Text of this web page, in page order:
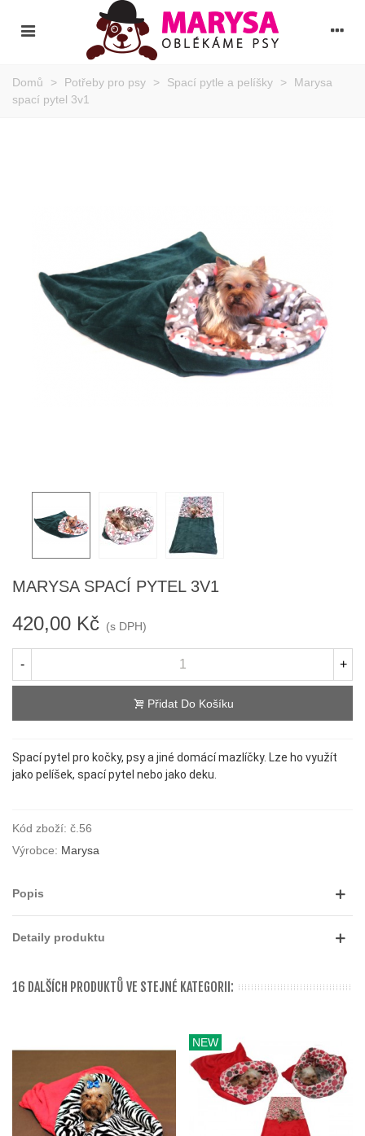
Domů > Potřeby pro psy > Spací pytle a pelíšky >
Marysa
spací pytel 3v1
MARYSA SPACÍ PYTEL 3V1
420,00 Kč (s DPH)
- +
Přidat Do Košíku
Spací pytel pro kočky, psy a jiné domácí mazlíčky. Lze ho využít
jako pelíšek, spací pytel nebo jako deku.
Kód zboží: č.56
Výrobce: Marysa
Popis
Detaily produktu
16 DALŠÍCH PRODUKTŮ VE STEJNÉ KATEGORII:
NEW